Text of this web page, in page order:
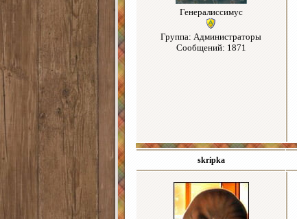
Генералиссимус
Группа: Администраторы
Сообщений: 1871
skripka